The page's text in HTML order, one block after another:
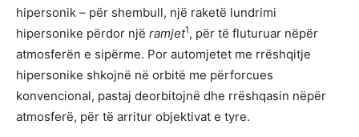
hipersonik – për shembull, një raketë lundrimi
hipersonike përdor një ramjet1, për të fluturuar nëpër
atmosferën e sipërme. Por automjetet me rrëshqitje
hipersonike shkojnë në orbitë me përforcues
konvencional, pastaj deorbitojnë dhe rrëshqasin nëpër
atmosferë, për të arritur objektivat e tyre.